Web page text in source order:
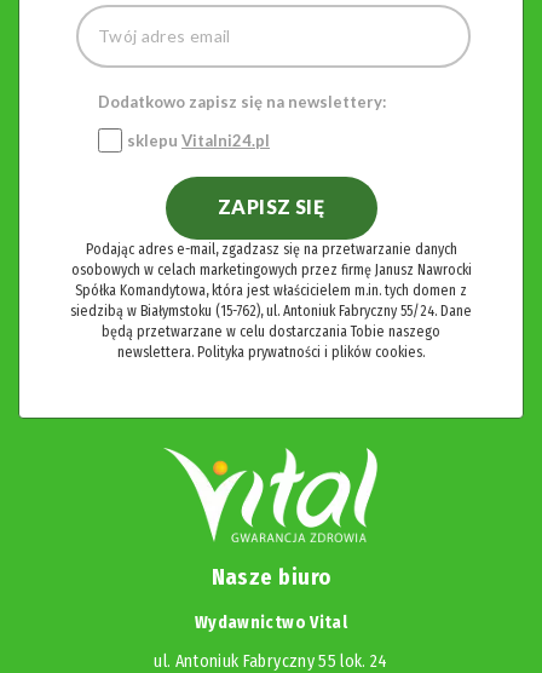
Dodatkowo zapisz się na newslettery:
sklepu Vitalni24.pl
ZAPISZ SIĘ
Podając adres e-mail, zgadzasz się na przetwarzanie danych
osobowych w celach marketingowych przez firmę Janusz Nawrocki
Spółka Komandytowa, która jest właścicielem m.in. tych domen z
siedzibą w Białymstoku (15-762), ul. Antoniuk Fabryczny 55/24. Dane
będą przetwarzane w celu dostarczania Tobie naszego
newslettera. Polityka prywatności i plików cookies.
Nasze biuro
Wydawnictwo Vital
ul. Antoniuk Fabryczny 55 lok. 24